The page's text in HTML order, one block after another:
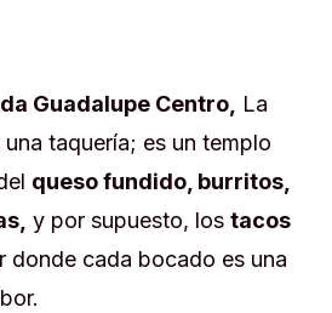
Guadalupe Centro, La
taquería; es un templo
queso fundido, burritos,
y por supuesto, los tacos
donde cada bocado es una